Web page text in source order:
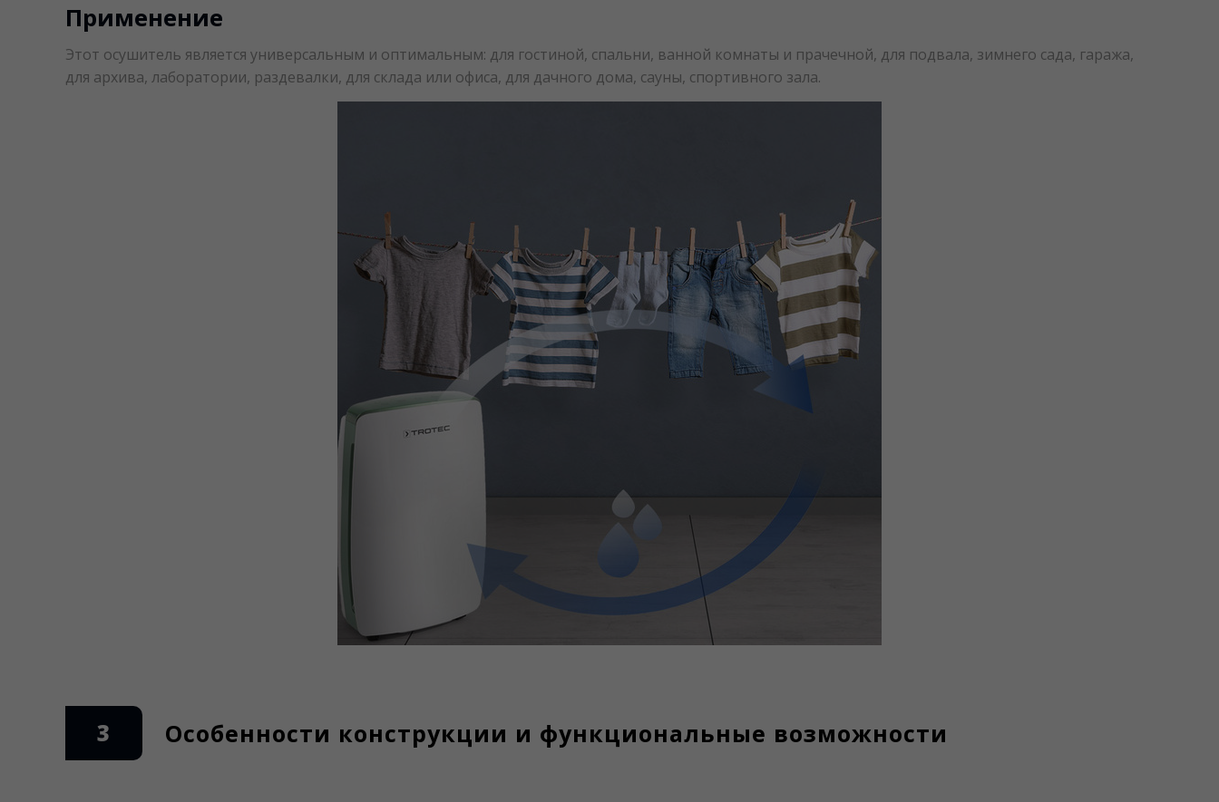
Применение
Этот осушитель является универсальным и оптимальным: для гостиной, спальни, ванной комнаты и прачечной, для подвала, зимнего сада, гаража,
для архива, лаборатории, раздевалки, для склада или офиса, для дачного дома, сауны, спортивного зала.
3 Особенности конструкции и функциональные возможности